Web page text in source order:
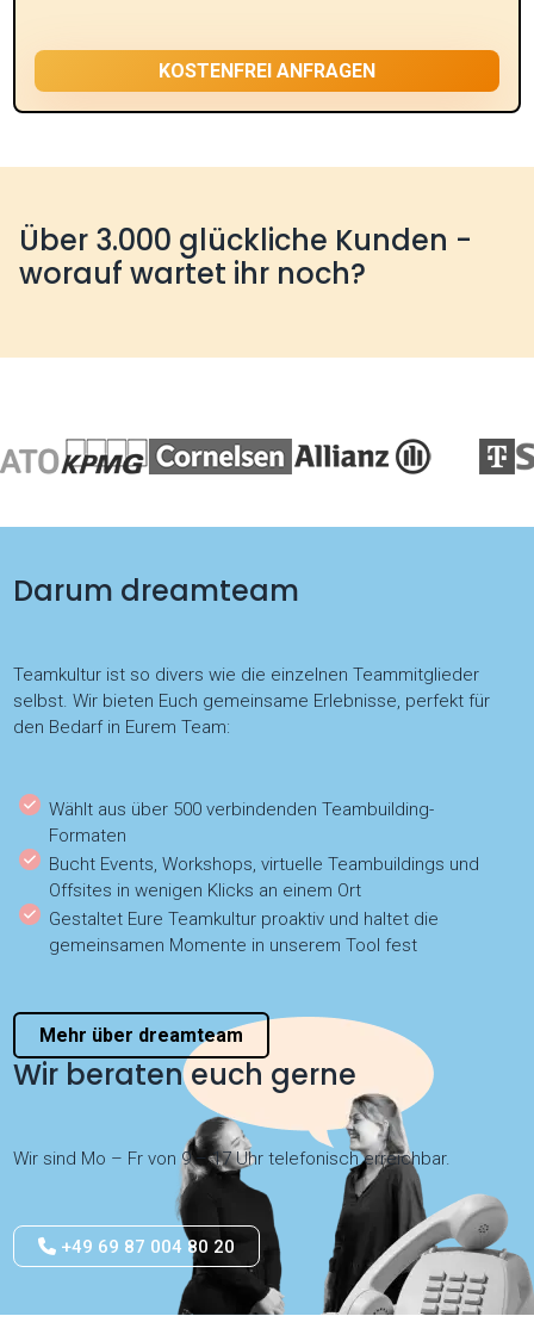
Über 3.000 glückliche Kunden -
worauf wartet ihr noch?
Darum dreamteam
Teamkultur ist so divers wie die einzelnen Teammitglieder
selbst. Wir bieten Euch gemeinsame Erlebnisse, perfekt für
den Bedarf in Eurem Team:
Wählt aus über 500 verbindenden Teambuilding-
Formaten
Bucht Events, Workshops, virtuelle Teambuildings und
Offsites in wenigen Klicks an einem Ort
Gestaltet Eure Teamkultur proaktiv und haltet die
gemeinsamen Momente in unserem Tool fest
Mehr über dreamteam
Wir beraten euch gerne
Wir sind Mo – Fr von 9 – 17 Uhr telefonisch erreichbar.
+49 69 87 004 80 20